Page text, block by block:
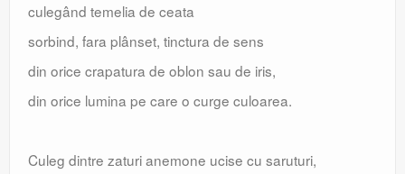
culegând temelia de ceata
sorbind, fara plânset, tinctura de sens
din orice crapatura de oblon sau de iris,
din orice lumina pe care o curge culoarea.
Culeg dintre zaturi anemone ucise cu saruturi,